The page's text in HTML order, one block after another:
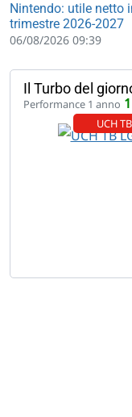
Nintendo: utile netto
trimestre 2026-2027
06/08/2026 09:39
Il Turbo del
Performance 1 anno
UCH